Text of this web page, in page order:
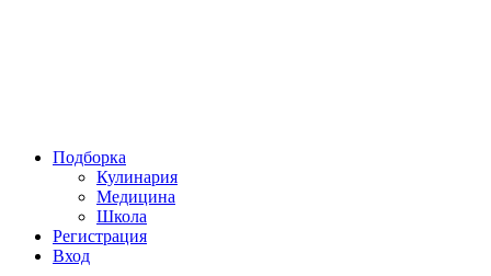
Подборка
Кулинария
Медицина
Школа
Регистрация
Вход